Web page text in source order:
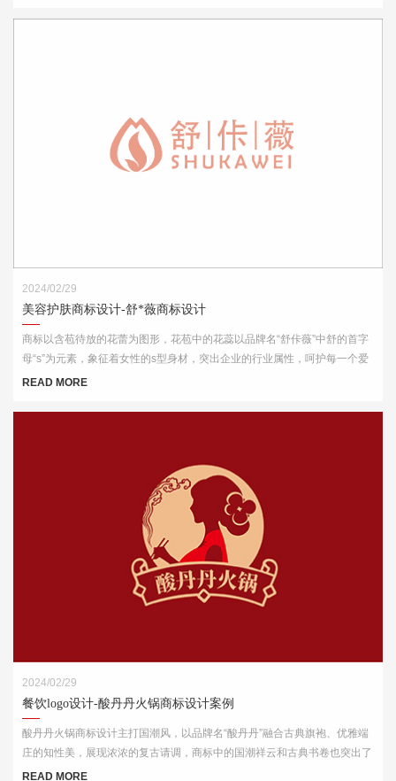
2024/02/29
美容护肤商标设计-舒*薇商标设计
商标以含苞待放的花蕾为图形，花苞中的花蕊以品牌名“舒佧薇”中舒的首字
母“s”为元素，象征着女性的s型身材，突出企业的行业属性，呵护每一个爱
美的你。
READ MORE
2024/02/29
餐饮logo设计-酸丹丹火锅商标设计案例
酸丹丹火锅商标设计主打国潮风，以品牌名“酸丹丹”融合古典旗袍、优雅端
庄的知性美，展现浓浓的复古请调，商标中的国潮祥云和古典书卷也突出了
中式元素，“祥云”又代表了吉祥，喜庆，幸福，更有人间烟火的气息，象征
READ MORE